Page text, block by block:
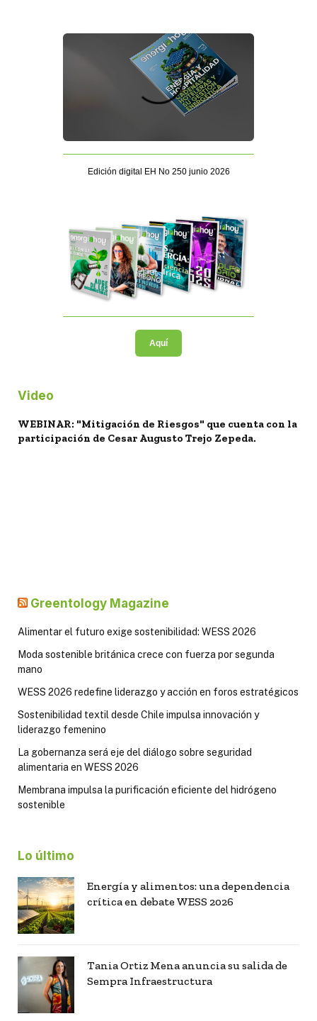
Edición digital EH No 250 junio 2026
Aquí
Video
WEBINAR: "Mitigación de Riesgos" que cuenta con la
participación de Cesar Augusto Trejo Zepeda.
Greentology Magazine
Alimentar el futuro exige sostenibilidad: WESS 2026
Moda sostenible británica crece con fuerza por segunda
mano
WESS 2026 redefine liderazgo y acción en foros estratégicos
Sostenibilidad textil desde Chile impulsa innovación y
liderazgo femenino
La gobernanza será eje del diálogo sobre seguridad
alimentaria en WESS 2026
Membrana impulsa la purificación eficiente del hidrógeno
sostenible
Lo último
Energía y alimentos: una dependencia
crítica en debate WESS 2026
Tania Ortiz Mena anuncia su salida de
Sempra Infraestructura